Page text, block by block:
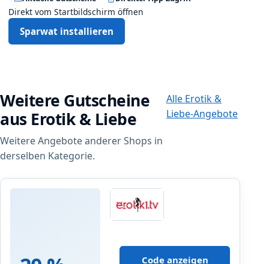
Direkt vom Startbildschirm öffnen
Sparwat installieren
Weitere Gutscheine
aus Erotik & Liebe
Weitere Angebote anderer Shops in
derselben Kategorie.
Alle Erotik &
Liebe-Angebote
Code anzeigen